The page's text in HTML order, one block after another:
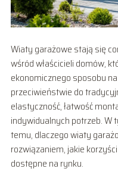
Wiaty garażowe stają się
wśród właścicieli domów,
ekonomicznego sposobu
przeciwieństwie do
elastyczność, łatwość
indywidualnych potrzeb.
temu, dlaczego wiaty
rozwiązaniem, jakie
dostępne na rynku.